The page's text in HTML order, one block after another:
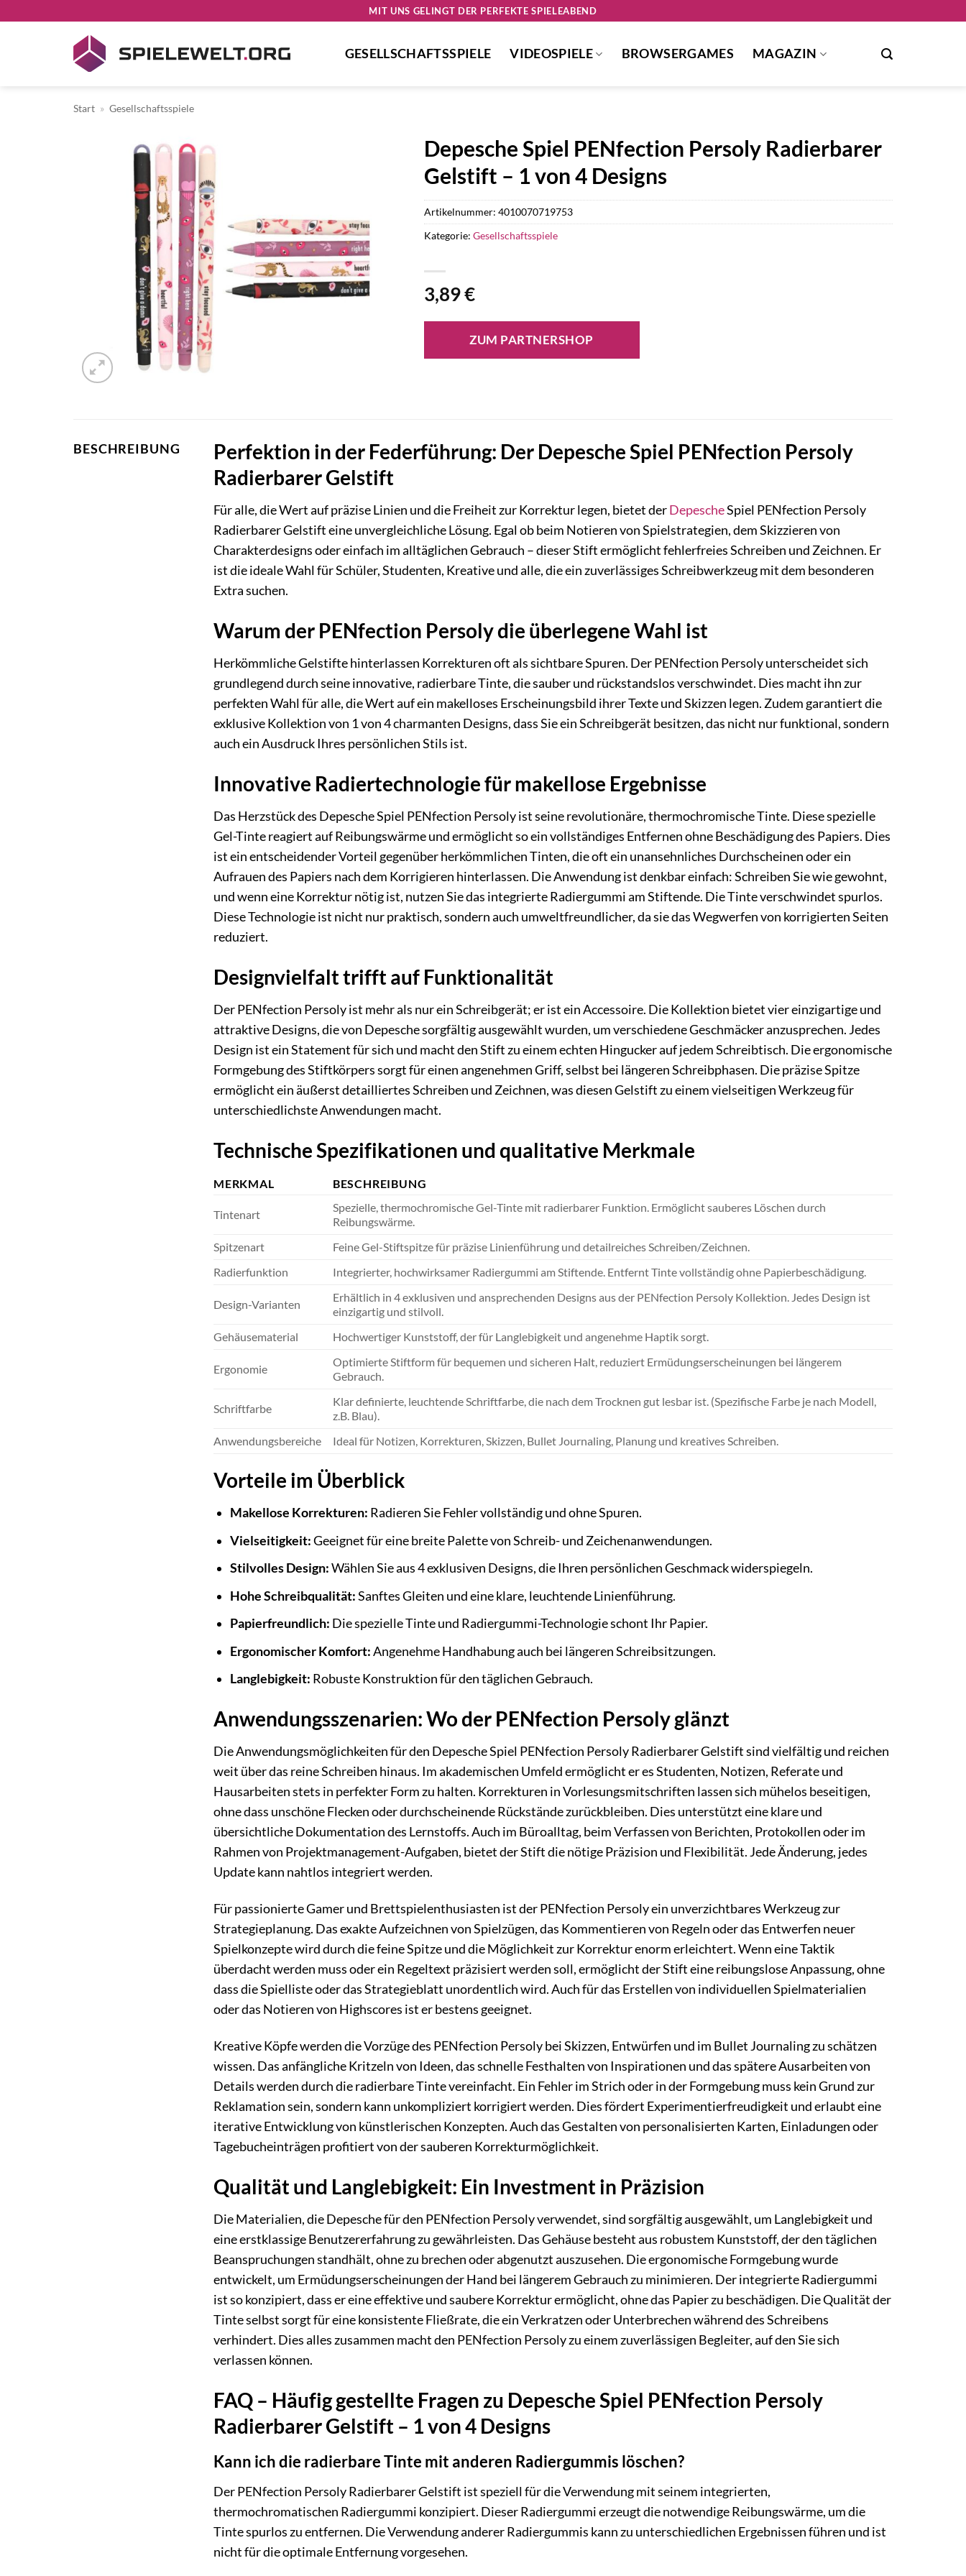
MIT UNS GELINGT DER PERFEKTE SPIELEABEND
GESELLSCHAFTSSPIELE VIDEOSPIELE BROWSERGAMES MAGAZIN
Start » Gesellschaftsspiele
Depesche Spiel PENfection Persoly Radierbarer
Gelstift – 1 von 4 Designs
3,89€
ZUM PARTNERSHOP
Artikelnummer: 4010070719753
Kategorie: Gesellschaftsspiele
BESCHREIBUNG
Perfektion in der Federführung: Der Depesche Spiel PENfection Persoly
Radierbarer Gelstift
Für alle, die Wert auf präzise Linien und die Freiheit zur Korrektur legen, bietet derDepescheSpiel PENfection Persoly
Radierbarer Gelstift eine unvergleichliche Lösung. Egal ob beim Notieren von Spielstrategien, dem Skizzieren von
Charakterdesigns oder einfach im alltäglichen Gebrauch – dieser Stift ermöglicht fehlerfreies Schreiben und Zeichnen. Er
ist die ideale Wahl für Schüler, Studenten, Kreative und alle, die ein zuverlässiges Schreibwerkzeug mit dem besonderen
Extra suchen.
Warum der PENfection Persoly die überlegene Wahl ist
Herkömmliche Gelstifte hinterlassen Korrekturen oft als sichtbare Spuren. Der PENfection Persoly unterscheidet sich
grundlegend durch seine innovative, radierbare Tinte, die sauber und rückstandslos verschwindet. Dies macht ihn zur
perfekten Wahl für alle, die Wert auf ein makelloses Erscheinungsbild ihrer Texte und Skizzen legen. Zudem garantiert die
exklusive Kollektion von 1 von 4 charmanten Designs, dass Sie ein Schreibgerät besitzen, das nicht nur funktional, sondern
auch ein Ausdruck Ihres persönlichen Stils ist.
Innovative Radiertechnologie für makellose Ergebnisse
Das Herzstück des Depesche Spiel PENfection Persoly ist seine revolutionäre, thermochromische Tinte. Diese spezielle
Gel-Tinte reagiert auf Reibungswärme und ermöglicht so ein vollständiges Entfernen ohne Beschädigung des Papiers. Dies
ist ein entscheidender Vorteil gegenüber herkömmlichen Tinten, die oft ein unansehnliches Durchscheinen oder ein
Aufrauen des Papiers nach dem Korrigieren hinterlassen. Die Anwendung ist denkbar einfach: Schreiben Sie wie gewohnt,
und wenn eine Korrektur nötig ist, nutzen Sie das integrierte Radiergummi am Stiftende. Die Tinte verschwindet spurlos.
Diese Technologie ist nicht nur praktisch, sondern auch umweltfreundlicher, da sie das Wegwerfen von korrigierten Seiten
reduziert.
Designvielfalt trifft auf Funktionalität
Der PENfection Persoly ist mehr als nur ein Schreibgerät; er ist ein Accessoire. Die Kollektion bietet vier einzigartige und
attraktive Designs, die von Depesche sorgfältig ausgewählt wurden, um verschiedene Geschmäcker anzusprechen. Jedes
Design ist ein Statement für sich und macht den Stift zu einem echten Hingucker auf jedem Schreibtisch. Die ergonomische
Formgebung des Stiftkörpers sorgt für einen angenehmen Griff, selbst bei längeren Schreibphasen. Die präzise Spitze
ermöglicht ein äußerst detailliertes Schreiben und Zeichnen, was diesen Gelstift zu einem vielseitigen Werkzeug für
unterschiedlichste Anwendungen macht.
Technische Spezifikationen und qualitative Merkmale
MERKMAL BESCHREIBUNG
Tintenart
Spezielle, thermochromische Gel-Tinte mit radierbarer Funktion. Ermöglicht sauberes Löschen durch
Reibungswärme.
Spitzenart
Feine Gel-Stiftspitze für präzise Linienführung und detailreiches Schreiben/Zeichnen.
Radierfunktion
Integrierter, hochwirksamer Radiergummi am Stiftende. Entfernt Tinte vollständig ohne Papierbeschädigung.
Design-Varianten
Erhältlich in 4 exklusiven und ansprechenden Designs aus der PENfection Persoly Kollektion. Jedes Design ist
einzigartig und stilvoll.
Gehäusematerial
Hochwertiger Kunststoff, der für Langlebigkeit und angenehme Haptik sorgt.
Ergonomie
Optimierte Stiftform für bequemen und sicheren Halt, reduziert Ermüdungserscheinungen bei längerem
Gebrauch.
Schriftfarbe
Klar definierte, leuchtende Schriftfarbe, die nach dem Trocknen gut lesbar ist. (Spezifische Farbe je nach Modell,
z.B. Blau).
Anwendungsbereiche
Ideal für Notizen, Korrekturen, Skizzen, Bullet Journaling, Planung und kreatives Schreiben.
Vorteile im Überblick
Makellose Korrekturen: Radieren Sie Fehler vollständig und ohne Spuren.
Vielseitigkeit:Geeignet für eine breite Palette von Schreib- und Zeichenanwendungen.
Stilvolles Design:Wählen Sie aus 4 exklusiven Designs, die Ihren persönlichen Geschmack widerspiegeln.
Hohe Schreibqualität:Sanftes Gleiten und eine klare, leuchtende Linienführung.
Papierfreundlich: Die spezielle Tinte und Radiergummi-Technologie schont Ihr Papier.
Ergonomischer Komfort:Angenehme Handhabung auch bei längeren Schreibsitzungen.
Langlebigkeit: Robuste Konstruktion für den täglichen Gebrauch.
Anwendungsszenarien: Wo der PENfection Persoly glänzt
Die Anwendungsmöglichkeiten für den Depesche Spiel PENfection Persoly Radierbarer Gelstift sind vielfältig und reichen
weit über das reine Schreiben hinaus. Im akademischen Umfeld ermöglicht er es Studenten, Notizen, Referate und
Hausarbeiten stets in perfekter Form zu halten. Korrekturen in Vorlesungsmitschriften lassen sich mühelos beseitigen,
ohne dass unschöne Flecken oder durchscheinende Rückstände zurückbleiben. Dies unterstützt eine klare und
übersichtliche Dokumentation des Lernstoffs. Auch im Büroalltag, beim Verfassen von Berichten, Protokollen oder im
Rahmen von Projektmanagement-Aufgaben, bietet der Stift die nötige Präzision und Flexibilität. Jede Änderung, jedes
Update kann nahtlos integriert werden.
Für passionierte Gamer und Brettspielenthusiasten ist der PENfection Persoly ein unverzichtbares Werkzeug zur
Strategieplanung. Das exakte Aufzeichnen von Spielzügen, das Kommentieren von Regeln oder das Entwerfen neuer
Spielkonzepte wird durch die feine Spitze und die Möglichkeit zur Korrektur enorm erleichtert. Wenn eine Taktik
überdacht werden muss oder ein Regeltext präzisiert werden soll, ermöglicht der Stift eine reibungslose Anpassung, ohne
dass die Spielliste oder das Strategieblatt unordentlich wird. Auch für das Erstellen von individuellen Spielmaterialien
oder das Notieren von Highscores ist er bestens geeignet.
Kreative Köpfe werden die Vorzüge des PENfection Persoly bei Skizzen, Entwürfen und im Bullet Journaling zu schätzen
wissen. Das anfängliche Kritzeln von Ideen, das schnelle Festhalten von Inspirationen und das spätere Ausarbeiten von
Details werden durch die radierbare Tinte vereinfacht. Ein Fehler im Strich oder in der Formgebung muss kein Grund zur
Reklamation sein, sondern kann unkompliziert korrigiert werden. Dies fördert Experimentierfreudigkeit und erlaubt eine
iterative Entwicklung von künstlerischen Konzepten. Auch das Gestalten von personalisierten Karten, Einladungen oder
Tagebucheinträgen profitiert von der sauberen Korrekturmöglichkeit.
Qualität und Langlebigkeit: Ein Investment in Präzision
Die Materialien, die Depesche für den PENfection Persoly verwendet, sind sorgfältig ausgewählt, um Langlebigkeit und
eine erstklassige Benutzererfahrung zu gewährleisten. Das Gehäuse besteht aus robustem Kunststoff, der den täglichen
Beanspruchungen standhält, ohne zu brechen oder abgenutzt auszusehen. Die ergonomische Formgebung wurde
entwickelt, um Ermüdungserscheinungen der Hand bei längerem Gebrauch zu minimieren. Der integrierte Radiergummi
ist so konzipiert, dass er eine effektive und saubere Korrektur ermöglicht, ohne das Papier zu beschädigen. Die Qualität der
Tinte selbst sorgt für eine konsistente Fließrate, die ein Verkratzen oder Unterbrechen während des Schreibens
verhindert. Dies alles zusammen macht den PENfection Persoly zu einem zuverlässigen Begleiter, auf den Sie sich
verlassen können.
FAQ – Häufig gestellte Fragen zu Depesche Spiel PENfection Persoly
Radierbarer Gelstift – 1 von 4 Designs
Kann ich die radierbare Tinte mit anderen Radiergummis löschen?
Der PENfection Persoly Radierbarer Gelstift ist speziell für die Verwendung mit seinem integrierten,
thermochromatischen Radiergummi konzipiert. Dieser Radiergummi erzeugt die notwendige Reibungswärme, um die
Tinte spurlos zu entfernen. Die Verwendung anderer Radiergummis kann zu unterschiedlichen Ergebnissen führen und ist
nicht für die optimale Entfernung vorgesehen.